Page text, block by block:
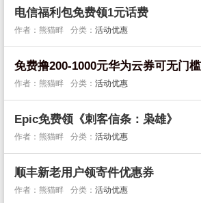
电信福利包免费领1元话费
作者：熊猫畔 分类： 活动优惠
免费撸200-1000元华为云券可无门
作者：熊猫畔 分类： 活动优惠
Epic免费领《刺客信条：枭雄》
作者：熊猫畔 分类： 活动优惠
顺丰新老用户领寄件优惠券
作者：熊猫畔 分类： 活动优惠